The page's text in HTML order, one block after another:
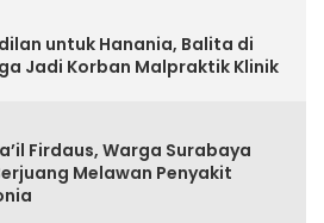
untuk Hanania, Balita di
Jadi Korban Malpraktik Klinik
Firdaus, Warga Surabaya
Melawan Penyakit